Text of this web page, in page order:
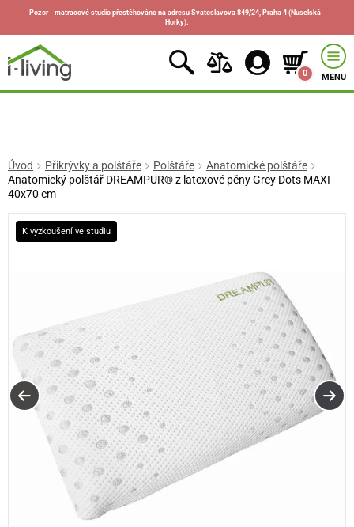
Pozor - matracové studio přestěhováno na adresu Svatoslavova 849/24, Praha 4 (Nuselská -
Horky).
0 MENU
Úvod Přikrývky a polštáře Polštáře
Anatomické polštáře
Anatomický polštář DREAMPUR® z latexové pěny Grey Dots MAXI
40x70 cm
K vyzkoušení ve studiu